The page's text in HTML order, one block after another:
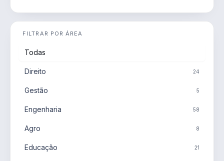
FILTRAR POR ÁREA
Todas
Direito 24
Gestão 5
Engenharia 58
Agro 8
Educação 21